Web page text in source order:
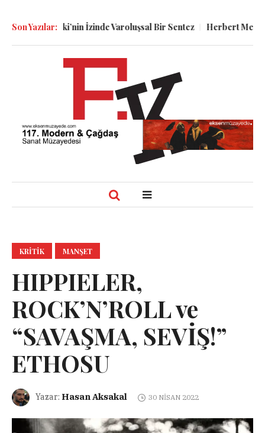
Son Yazılar:İzinde Varoluşsal Bir Sentez Herbert Melzig ve Atatürk
KRITIK MANŞET
HIPPIELER,
ROCK’N’ROLL ve
“SAVAŞMA, SEVİŞ!”
ETHOSU
Yazar: Hasan Aksakal 30 NISAN 2022